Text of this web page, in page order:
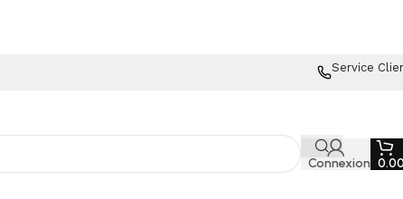
Service
Connexion